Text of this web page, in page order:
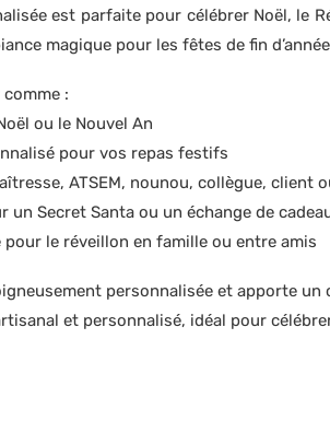
est parfaite pour célébrer Noël, le
magique pour les fêtes de fin
:
ou le Nouvel An
pour vos repas festifs
ATSEM, nounou, collègue, client
un Secret Santa ou un échange de
pour le réveillon en famille ou entre amis
personnalisée et apporte
et personnalisé, idéal pour